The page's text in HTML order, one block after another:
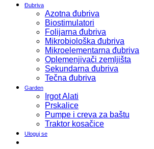
Đubriva
Azotna đubriva
Biostimulatori
Folijarna đubriva
Mikrobiološka đubriva
Mikroelementarna đubriva
Oplemenjivači zemljišta
Sekundarna đubriva
Tečna đubriva
Garden
Irgot Alati
Prskalice
Pumpe i creva za baštu
Traktor kosačice
Uloguj se